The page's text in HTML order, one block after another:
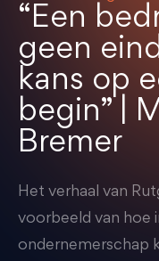
“Een
geen
kans op
begin” |
Bremer
Het verhaal van
voorbeeld van hoe
ondernemerschap